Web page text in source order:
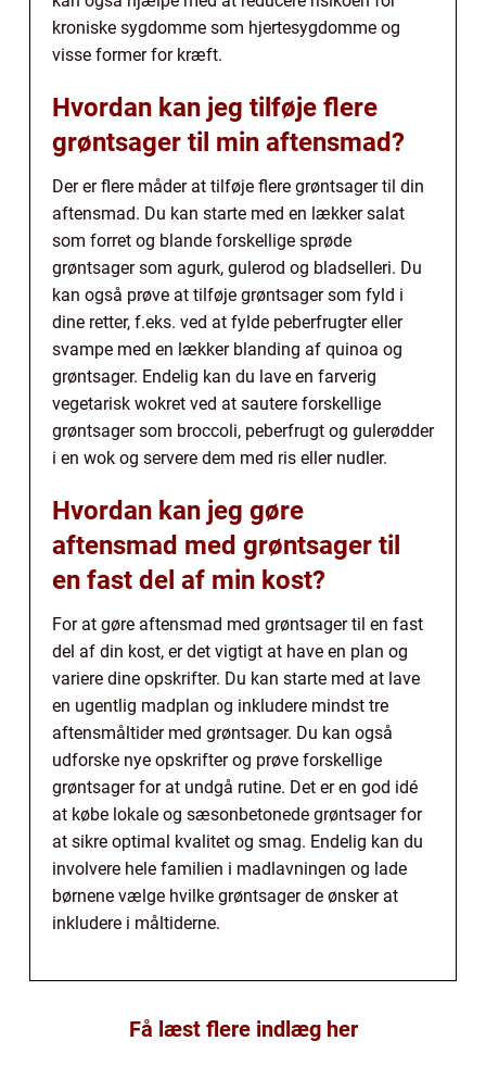
kroniske sygdomme som hjertesygdomme og
visse former for kræft.
Hvordan kan jeg tilføje flere
grøntsager til min aftensmad?
Der er flere måder at tilføje flere grøntsager til din
aftensmad. Du kan starte med en lækker salat
som forret og blande forskellige sprøde
grøntsager som agurk, gulerod og bladselleri. Du
kan også prøve at tilføje grøntsager som fyld i
dine retter, f.eks. ved at fylde peberfrugter eller
svampe med en lækker blanding af quinoa og
grøntsager. Endelig kan du lave en farverig
vegetarisk wokret ved at sautere forskellige
grøntsager som broccoli, peberfrugt og gulerødder
i en wok og servere dem med ris eller nudler.
Hvordan kan jeg gøre
aftensmad med grøntsager til
en fast del af min kost?
For at gøre aftensmad med grøntsager til en fast
del af din kost, er det vigtigt at have en plan og
variere dine opskrifter. Du kan starte med at lave
en ugentlig madplan og inkludere mindst tre
aftensmåltider med grøntsager. Du kan også
udforske nye opskrifter og prøve forskellige
grøntsager for at undgå rutine. Det er en god idé
at købe lokale og sæsonbetonede grøntsager for
at sikre optimal kvalitet og smag. Endelig kan du
involvere hele familien i madlavningen og lade
børnene vælge hvilke grøntsager de ønsker at
inkludere i måltiderne.
Få læst flere indlæg her